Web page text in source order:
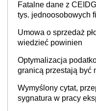
Fatalne dane z
tys. jednoosobowych
Umowa o sprzedaż
wiedzieć powinien
Optymalizacja
granicą przestają być
Wymyślony cytat,
sygnatura w pracy